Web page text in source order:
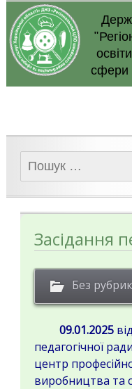
сфери
Пошук:
Засідання
Без
09.01.2025
педагогічної
центр
виробництва та